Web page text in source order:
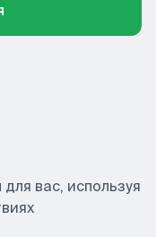
вас, используя